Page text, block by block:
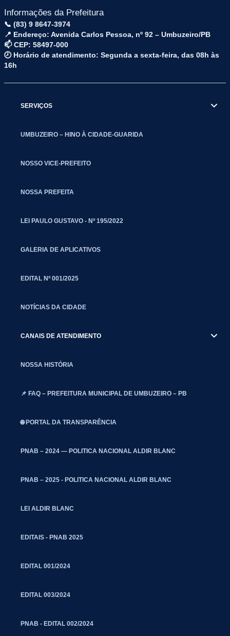
Informações da Prefeitura
📞 (83) 9 8647-3974
📍 Endereço: Avenida Carlos Pessoa, nº 92 – Umbuzeiro/PB
📫 CEP: 58497-000
🕗 Horário de atendimento: Segunda a sexta-feira, das 08h às
16h
SERVIÇOS
UMBUZEIRO – HINO À CIDADE-GUARIDA
NOSSO VICE-PREFEITO
NOSSA PREFEITA
LEI PAULO GUSTAVO - Nº 195/2022
GALERIA DE APLICATIVOS
EDITAL Nº 001/2025
NOTÍCIAS DA CIDADE
CANAIS DE ATENDIMENTO
NOSSA HISTÓRIA
📌 FAQ – PREFEITURA MUNICIPAL DE UMBUZEIRO – PB
🌐 PORTAL DA TRANSPARÊNCIA
PNAB – 2024 — POLITICA NACIONAL ALDIR BLANC
PNAB – 2025 - POLITICA NACIONAL ALDIR BLANC
LEI ALDIR BLANC
EDITAIS - PNAB 2025
EDITAL 001/2024
EDITAL 003/2024
PNAB - EDITAL 002/2024